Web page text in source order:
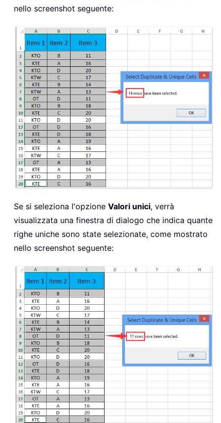
nello screenshot seguente:
Se si seleziona l'opzione Valori unici, verrà
visualizzata una finestra di dialogo che indica quante
righe uniche sono state selezionate, come mostrato
nello screenshot seguente: